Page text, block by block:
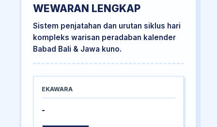
WEWARAN LENGKAP
Sistem penjatahan dan urutan siklus hari
kompleks warisan peradaban kalender
Babad Bali & Jawa kuno.
EKAWARA
-